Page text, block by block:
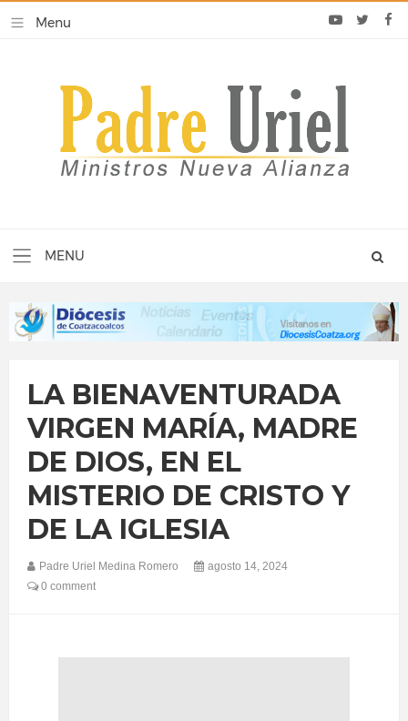
LA BIENAVENTURADA
VIRGEN MARÍA, MADRE
DE DIOS, EN EL
MISTERIO DE CRISTO Y
DE LA IGLESIA
Padre Uriel Medina Romero
agosto 14, 2024
0 comment